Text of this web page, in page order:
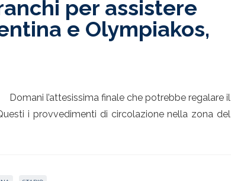
per assistere
e Olympiakos,
Domani l’attesissima finale che potrebbe regalare il
i provvedimenti di circolazione nella zona del